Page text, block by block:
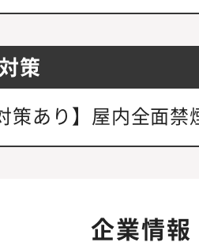
策
策あり】屋内全面禁
企業情報